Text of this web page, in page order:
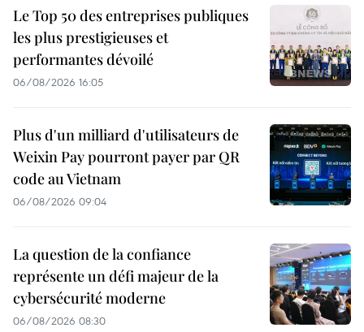
Le Top 50 des entreprises publiques
les plus prestigieuses et
performantes dévoilé
06/08/2026 16:05
Plus d'un milliard d'utilisateurs de
Weixin Pay pourront payer par QR
code au Vietnam
06/08/2026 09:04
La question de la confiance
représente un défi majeur de la
cybersécurité moderne
06/08/2026 08:30